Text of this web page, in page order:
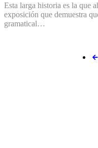
Esta larga historia es la que
exposición que demuestra
gramatical…